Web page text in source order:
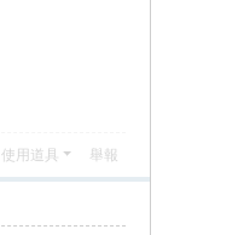
使用道具 舉報